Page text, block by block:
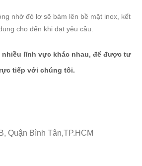
nhờ đó lơ sẽ bám lên bề mặt inox, kết
cho đến khi đạt yêu cầu.
lĩnh vực khác nhau, để được tư
tiếp với chúng tôi.
Quận Bình Tân,TP.HCM